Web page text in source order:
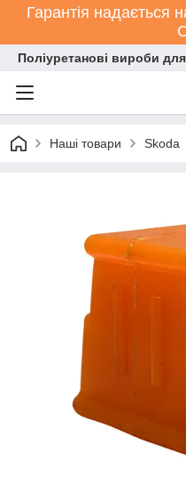
Гарантія надається
Поліуретанові вироби
Наші товари Skoda